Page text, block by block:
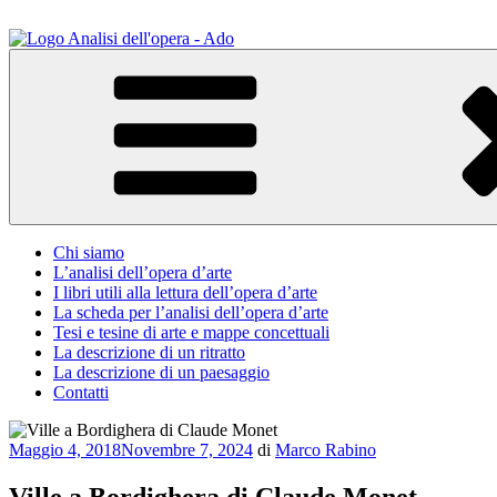
al
contenuto
ADO Analisi dell'opera
Osservare le opere d'arte per capirle e imparare ad amarle
Chi siamo
L’analisi dell’opera d’arte
I libri utili alla lettura dell’opera d’arte
La scheda per l’analisi dell’opera d’arte
Tesi e tesine di arte e mappe concettuali
La descrizione di un ritratto
La descrizione di un paesaggio
Contatti
Pubblicato
Maggio 4, 2018Novembre 7, 2024 di Marco Rabino